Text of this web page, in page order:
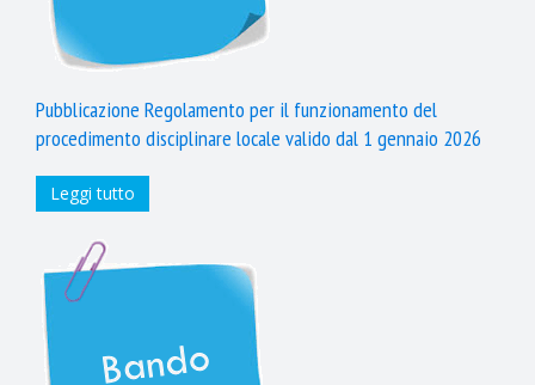
Pubblicazione Regolamento per il funzionamento del
procedimento disciplinare locale valido dal 1 gennaio 2026
Leggi tutto